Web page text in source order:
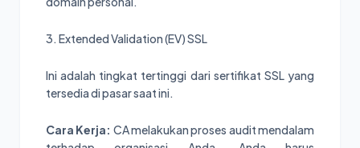
3. Extended Validation (EV) SSL
Ini adalah tingkat tertinggi dari sertifikat SSL yang
tersedia di pasar saat ini.
Cara Kerja: CA melakukan proses audit mendalam